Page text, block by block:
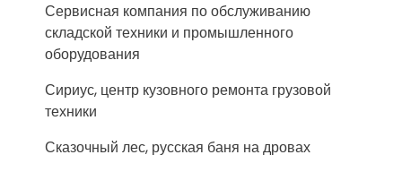
Сервисная компания по обслуживанию
складской техники и промышленного
оборудования
Сириус, центр кузовного ремонта грузовой
техники
Сказочный лес, русская баня на дровах